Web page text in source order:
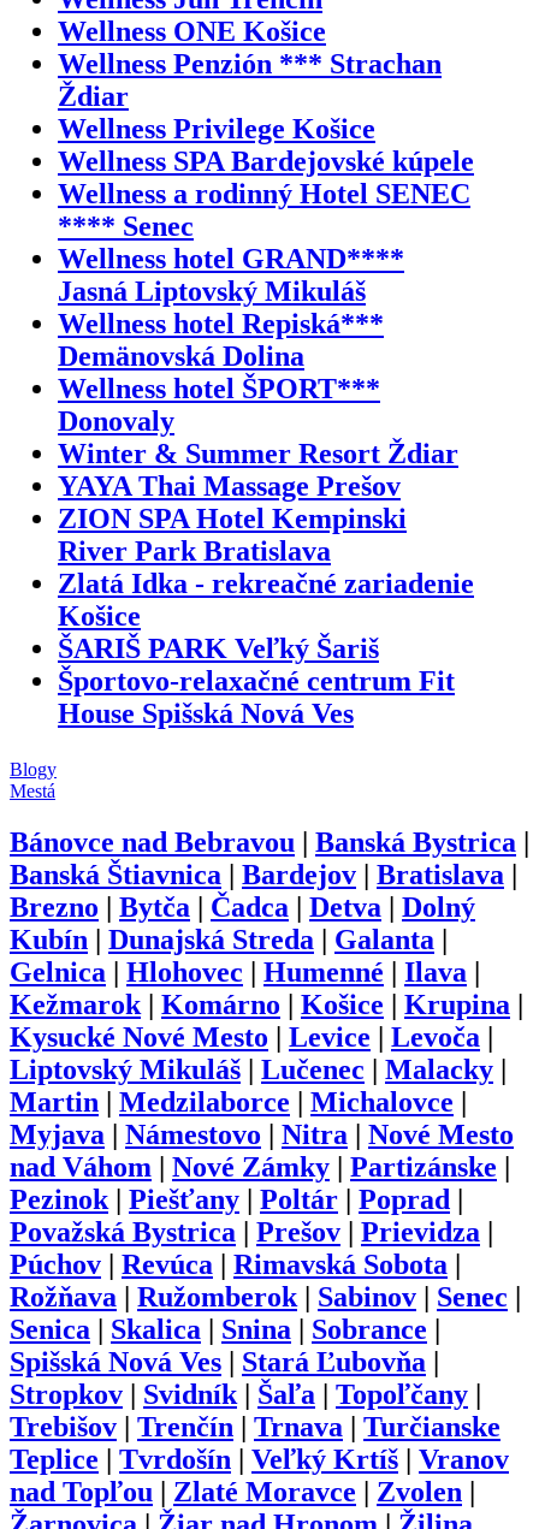
Wellness ONE Košice
Wellness Penzión *** Strachan
Ždiar
Wellness Privilege Košice
Wellness SPA Bardejovské kúpele
Wellness a rodinný Hotel SENEC
**** Senec
Wellness hotel GRAND****
Jasná Liptovský Mikuláš
Wellness hotel Repiská***
Demänovská Dolina
Wellness hotel ŠPORT***
Donovaly
Winter & Summer Resort Ždiar
YAYA Thai Massage Prešov
ZION SPA Hotel Kempinski
River Park Bratislava
Zlatá Idka - rekreačné zariadenie
Košice
ŠARIŠ PARK Veľký Šariš
Športovo-relaxačné centrum Fit
House Spišská Nová Ves
Blogy
Mestá
Bánovce nad Bebravou | Banská Bystrica |
Banská Štiavnica | Bardejov | Bratislava |
Brezno | Bytča | Čadca | Detva | Dolný
Kubín | Dunajská Streda | Galanta |
Gelnica | Hlohovec | Humenné | Ilava |
Kežmarok | Komárno | Košice | Krupina |
Kysucké Nové Mesto | Levice | Levoča |
Liptovský Mikuláš | Lučenec | Malacky |
Martin | Medzilaborce | Michalovce |
Myjava | Námestovo | Nitra | Nové Mesto
nad Váhom | Nové Zámky | Partizánske |
Pezinok | Piešťany | Poltár | Poprad |
Považská Bystrica | Prešov | Prievidza |
Púchov | Revúca | Rimavská Sobota |
Rožňava | Ružomberok | Sabinov | Senec |
Senica | Skalica | Snina | Sobrance |
Spišská Nová Ves | Stará Ľubovňa |
Stropkov | Svidník | Šaľa | Topoľčany |
Trebišov | Trenčín | Trnava | Turčianske
Teplice | Tvrdošín | Veľký Krtíš | Vranov
nad Topľou | Zlaté Moravce | Zvolen |